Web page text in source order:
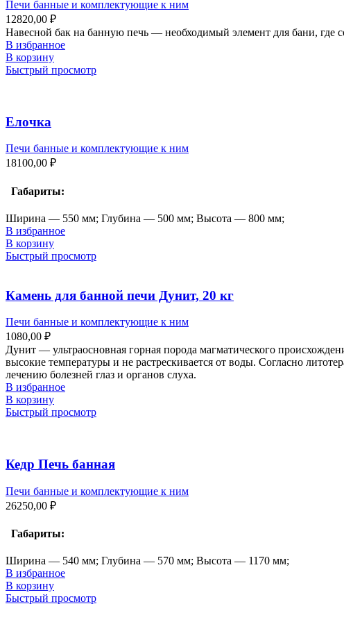
Печи банные и комплектующие к ним
12820,00 ₽
Навесной бак на банную печь — необходимый элемент для бани, где
В избранное
В корзину
Быстрый просмотр
Елочка
Печи банные и комплектующие к ним
18100,00 ₽
Габариты:
Ширина — 550 мм; Глубина — 500 мм; Высота — 800 мм;
В избранное
В корзину
Быстрый просмотр
Камень для банной печи Дунит, 20 кг
Печи банные и комплектующие к ним
1080,00 ₽
Дунит — ультраосновная горная порода магматического
высокие температуры и не растрескивается от воды. Согласно
лечению болезней глаз и органов слуха.
В избранное
В корзину
Быстрый просмотр
Кедр Печь банная
Печи банные и комплектующие к ним
26250,00 ₽
Габариты:
Ширина — 540 мм; Глубина — 570 мм; Высота — 1170 мм;
В избранное
В корзину
Быстрый просмотр